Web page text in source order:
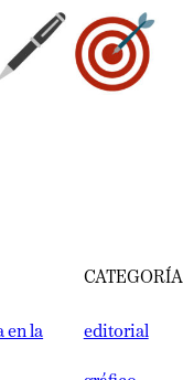
CATEGORÍA
en la
editorial